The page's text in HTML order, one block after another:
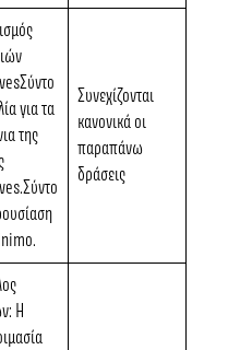
Σύντο
για τα
της
Συνεχίζονται
κανονικά οι
παραπάνω
δράσεις
Η